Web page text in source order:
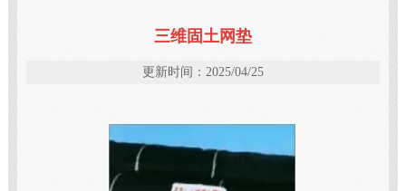
三维固土网垫
更新时间：2025/04/25